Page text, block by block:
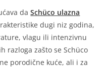
daSchüco ulazna
dugi niz godina,
vlagu ili intenzivnu
razloga zašto se Schüco
porodične kuće, ali i za